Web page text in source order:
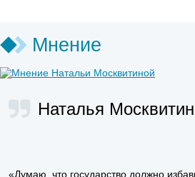
Мнение
Наталья
«Думаю, что государство должно